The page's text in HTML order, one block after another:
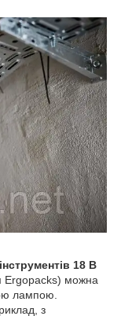
18 В
Ergopacks) можна
лампою.
з